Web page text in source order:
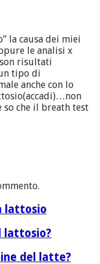
la causa dei miei
le analisi x
risultati
tipo di
anche con lo
so che il breath test
lattosio
lattosio?
del latte?